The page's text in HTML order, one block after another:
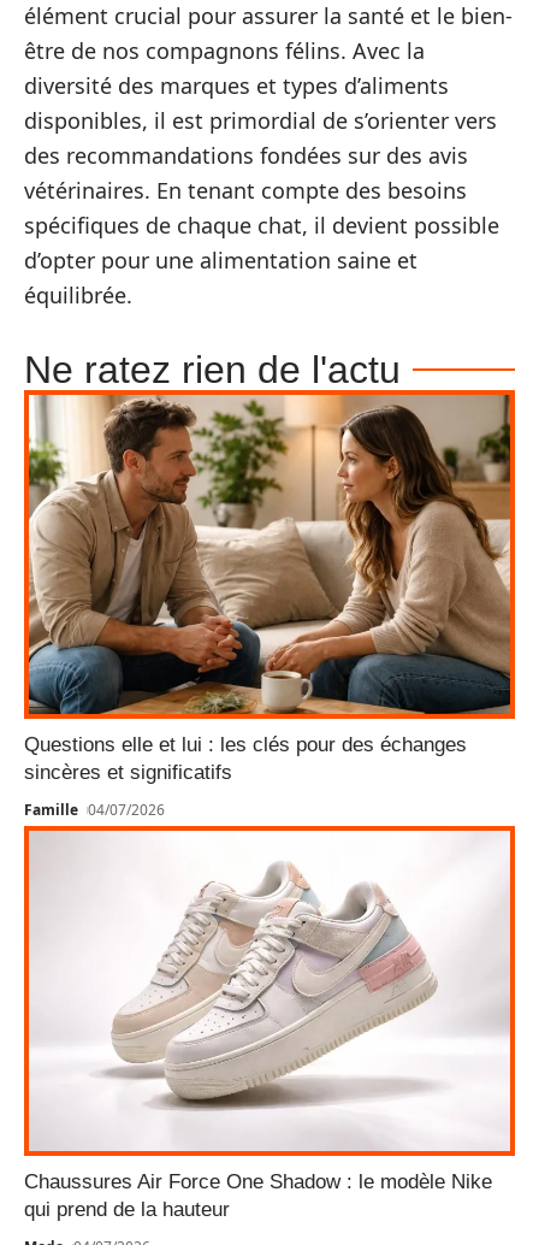
élément crucial pour assurer la santé et le bien-
être de nos compagnons félins. Avec la
diversité des marques et types d’aliments
disponibles, il est primordial de s’orienter vers
des recommandations fondées sur des avis
vétérinaires. En tenant compte des besoins
spécifiques de chaque chat, il devient possible
d’opter pour une alimentation saine et
équilibrée.
Ne ratez rien de l'actu
Questions elle et lui : les clés pour des échanges
sincères et significatifs
Famille 04/07/2026
Chaussures Air Force One Shadow : le modèle Nike
qui prend de la hauteur